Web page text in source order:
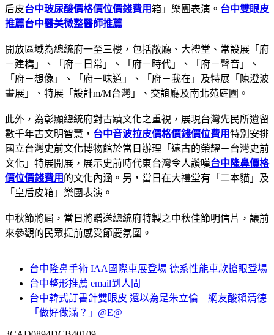
后皮台中玻尿酸價格價位價錢費用箱」樂團表演。 台中雙眼皮
推薦台中醫美微整醫師推薦
開放區域為總統府一至三樓，包括敞廳、大禮堂、常設展「府
－建構」、「府－日常」、「府－時代」、「府－聲音」、
「府－想像」、「府－味道」、「府－我在」及特展「陳澄波
畫展」、特展「設計m/M台灣」、交誼廳及南北苑庭園。
此外，為彰顯總統府對古蹟文化之重視，展現台灣先民所遺留
數千年古文明智慧， 台中音波拉皮價格價錢價位費用特別安排
國立台灣史前文化博物館於當日辦理「遠古的榮耀－台灣史前
文化」特展開展，展示史前時代東台灣令人讚嘆台中隆鼻價格
價位價錢費用 的文化內涵。另，當日在大禮堂有「二本貓」及
「皇后皮箱」樂團表演。
中秋節將屆，當日將贈送總統府特製之中秋佳節明信片，讓前
來參觀的民眾提前感受節慶氛圍。
台中隆鼻手術 IAA國際車展登場 德系性能車款搶眼登場
台中整形推薦 email到人間
台中韓式訂書針雙眼皮 還以為是朱立倫 網友酸賴清德
「做好做滿？」@E@